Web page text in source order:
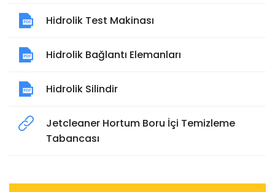
Hidrolik Test Makinası
Hidrolik Bağlantı Elemanları
Hidrolik Silindir
Jetcleaner Hortum Boru İçi Temizleme
Tabancası